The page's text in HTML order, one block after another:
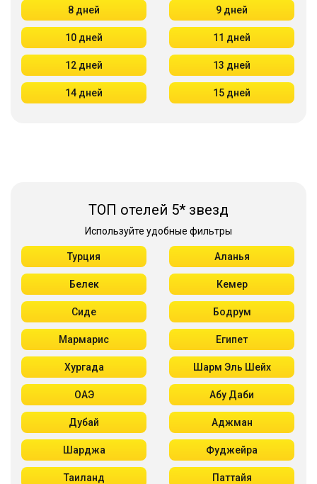
8 дней 9 дней
10 дней 11 дней
12 дней 13 дней
14 дней 15 дней
ТОП отелей 5* звезд
Используйте удобные фильтры
Турция Аланья
Белек Кемер
Сиде Бодрум
Мармарис Египет
Хургада Шарм Эль Шейх
ОАЭ Абу Даби
Дубай Аджман
Шарджа Фуджейра
Таиланд Паттайя